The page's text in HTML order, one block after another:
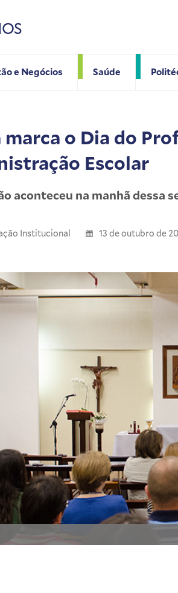
e Negócios Saúde
marca o Dia do
Escolar
aconteceu na manhã dessa
Institucional 13 de outubro de